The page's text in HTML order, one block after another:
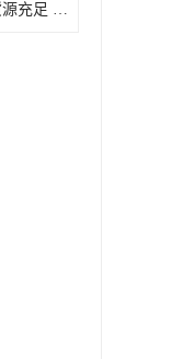
中盛电气软启动柜 货源充足 定制一站式服务